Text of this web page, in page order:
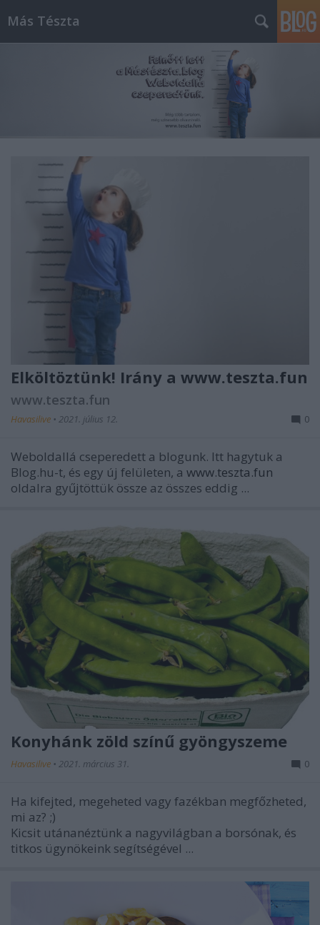
Más Tészta
Elköltöztünk! Irány a www.teszta.fun
www.teszta.fun
Havasilive • 2021. július 12. 0
Weboldallá cseperedett a blogunk. Itt hagytuk a
Blog.hu-t, és egy új felületen, a www.teszta.fun
oldalra gyűjtöttük össze az összes eddig ...
Konyhánk zöld színű gyöngyszeme
Havasilive • 2021. március 31. 0
Ha kifejted, megeheted vagy fazékban megfőzheted,
mi az? ;)
Kicsit utánanéztünk a nagyvilágban a borsónak, és
titkos ügynökeink segítségével ...